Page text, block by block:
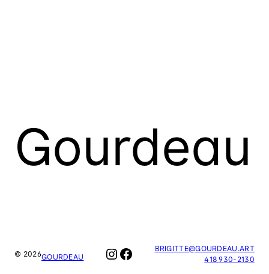
Gourdeau
© 2026GOURDEAU INSTAGRAM
FACEBOOK
BRIGITTE@GOURDEAU.ART
418 930-2130